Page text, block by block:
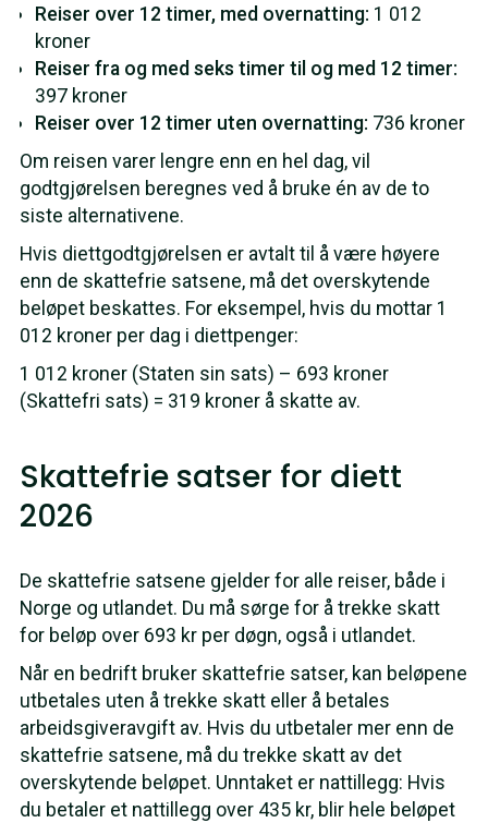
Reiser over 12 timer, med overnatting: 1 012
kroner
Reiser fra og med seks timer til og med 12 timer:
397 kroner
Reiser over 12 timer uten overnatting: 736 kroner
Om reisen varer lengre enn en hel dag, vil
godtgjørelsen beregnes ved å bruke én av de to
siste alternativene.
Hvis diettgodtgjørelsen er avtalt til å være høyere
enn de skattefrie satsene, må det overskytende
beløpet beskattes. For eksempel, hvis du mottar 1
012 kroner per dag i diettpenger:
1 012 kroner (Staten sin sats) – 693 kroner
(Skattefri sats) = 319 kroner å skatte av.
Skattefrie satser for diett
2026
De skattefrie satsene gjelder for alle reiser, både i
Norge og utlandet. Du må sørge for å trekke skatt
for beløp over 693 kr per døgn, også i utlandet.
Når en bedrift bruker skattefrie satser, kan beløpene
utbetales uten å trekke skatt eller å betales
arbeidsgiveravgift av. Hvis du utbetaler mer enn de
skattefrie satsene, må du trekke skatt av det
overskytende beløpet. Unntaket er nattillegg: Hvis
du betaler et nattillegg over 435 kr, blir hele beløpet